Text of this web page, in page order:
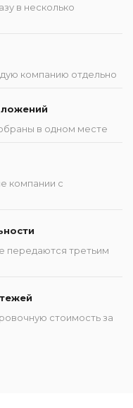
в несколько
компанию отдельно
в одном месте
компании с
передаются третьим
стоимость за